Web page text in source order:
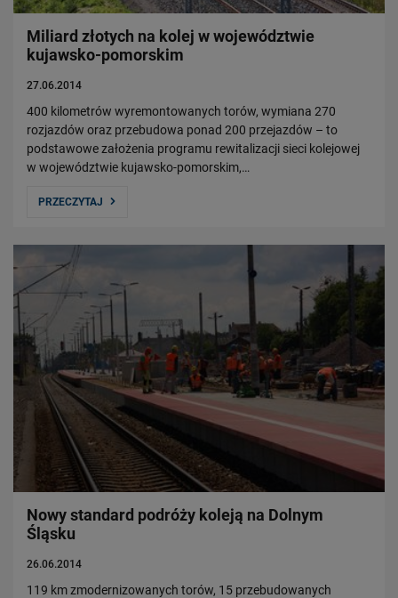
Miliard złotych na kolej w województwie
kujawsko-pomorskim
27.06.2014
400 kilometrów wyremontowanych torów, wymiana 270
rozjazdów oraz przebudowa ponad 200 przejazdów – to
podstawowe założenia programu rewitalizacji sieci kolejowej
w województwie kujawsko-pomorskim,…
PRZECZYTAJ
Nowy standard podróży koleją na Dolnym
Śląsku
26.06.2014
119 km zmodernizowanych torów, 15 przebudowanych